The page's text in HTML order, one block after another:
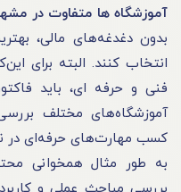
آموزشگاه ها متفاوت در
بدون دغدغه‌های مالی،
انتخاب کنند. البته برای
فنی و حرفه ای، باید
آموزشگاه‌های مختلف
کسب مهارت‌های حرفه‌ای در
به طور مثال همخوانی